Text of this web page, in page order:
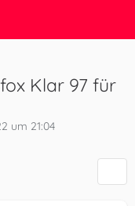
Klar 97 für
um 21:04